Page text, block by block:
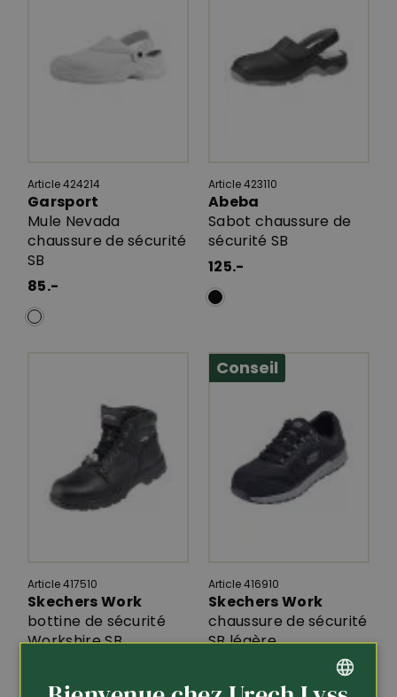
Article 424214
Garsport
Mule Nevada
chaussure de sécurité
SB
85.-
Article 423110
Abeba
Sabot chaussure de
sécurité SB
125.-
Article 417510
Skechers Work
bottine de sécurité
Workshire SB
Conseil
Article 416910
Skechers Work
chaussure de sécurité
SB légère